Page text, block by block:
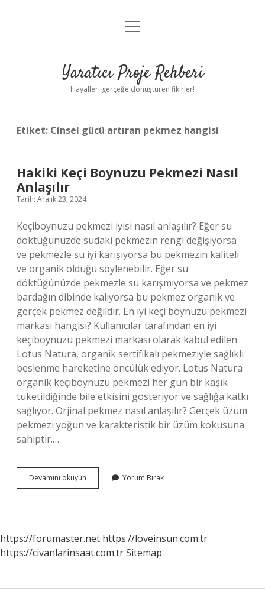
Anasayfa
Yasal Uyarı
menüyü
Yaratıcı Proje Rehberi
Hayalleri gerçeğe dönüştüren fikirler!
Etiket: Cinsel gücü artıran pekmez hangisi
Hakiki Keçi Boynuzu Pekmezi Nasıl
Anlaşılır
Tarih: Aralık 23, 2024
Keçiboynuzu pekmezi iyisi nasıl anlaşılır? Eğer su
döktüğünüzde sudaki pekmezin rengi değişiyorsa
ve pekmezle su iyi karışıyorsa bu pekmezin kaliteli
ve organik olduğu söylenebilir. Eğer su
döktüğünüzde pekmezle su karışmıyorsa ve pekmez
bardağın dibinde kalıyorsa bu pekmez organik ve
gerçek pekmez değildir. En iyi keçi boynuzu pekmezi
markası hangisi? Kullanıcılar tarafından en iyi
keçiboynuzu pekmezi markası olarak kabul edilen
Lotus Natura, organik sertifikalı pekmeziyle sağlıklı
beslenme hareketine öncülük ediyor. Lotus Natura
organik keçiboynuzu pekmezi her gün bir kaşık
tüketildiğinde bile etkisini gösteriyor ve sağlığa katkı
sağlıyor. Orjinal pekmez nasıl anlaşılır? Gerçek üzüm
pekmezi yoğun ve karakteristik bir üzüm kokusuna
sahiptir.…
Devamını okuyun
Keçi
Yorum Bırak
https://forumaster.net https://loveinsun.com.tr
https://civanlarinsaat.com.trSitemap